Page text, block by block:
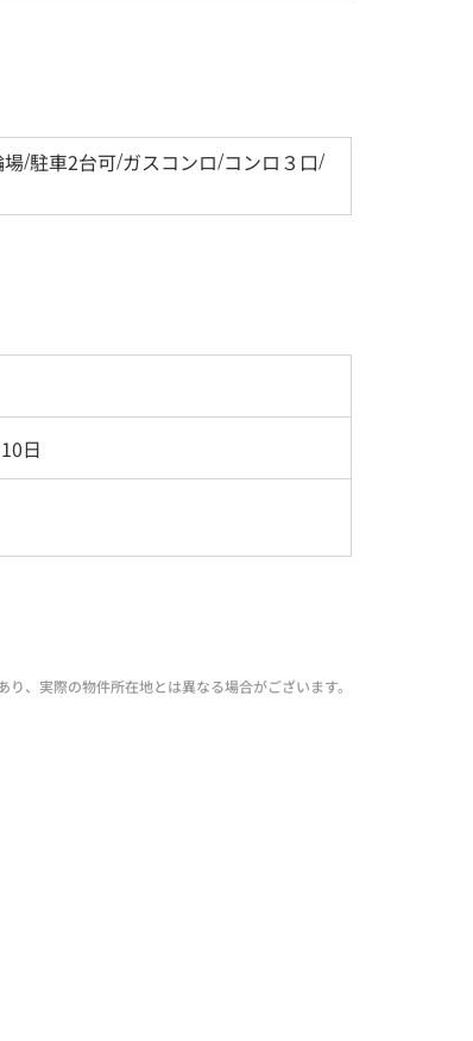
/駐車2台可/ガスコンロ/コンロ３口/
日
、実際の物件所在地とは異なる場合がございます。